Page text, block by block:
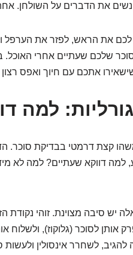
את הדברים על השולחן.
את הראש, לפזר את הערפל
שלכם שעתיים אחרי האוכל.
אתכם עם חיוך ואפס רצון
למה
קצת דרמטי בבדיקת סוכר.
דווקא שעתיים? למה לא
יש סיבה מצוינת. זוהי
אותן לסוכר (גלוקוז), ולשלוח
לשחרר אינסולין ולעשות